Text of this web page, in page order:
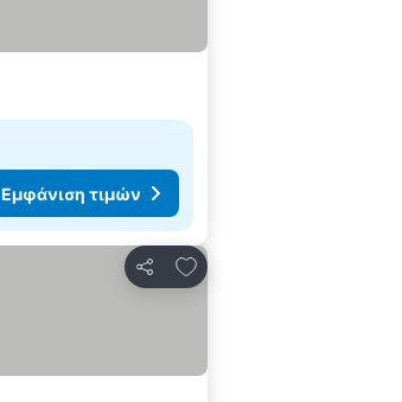
Εμφάνιση τιμών
Κοινοποίηση
Προσθήκη στα αγαπημένα